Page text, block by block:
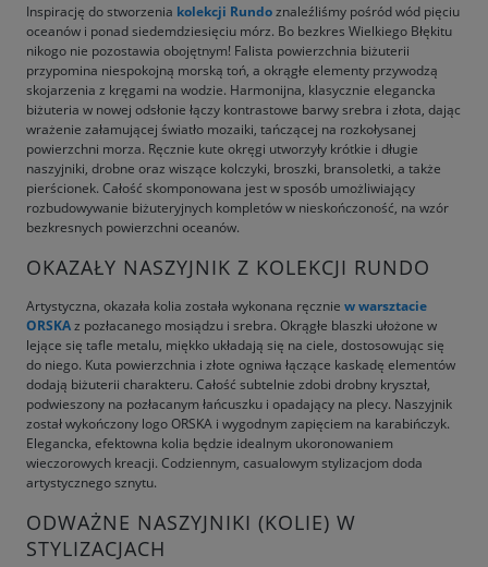
Inspirację do stworzenia kolekcji Rundoznaleźliśmy pośród wód pięciu
oceanów i ponad siedemdziesięciu mórz. Bo bezkres Wielkiego Błękitu
nikogo nie pozostawia obojętnym! Falista powierzchnia biżuterii
przypomina niespokojną morską toń, a okrągłe elementy przywodzą
skojarzenia z kręgami na wodzie. Harmonijna, klasycznie elegancka
biżuteria w nowej odsłonie łączy kontrastowe barwy srebra i złota, dając
wrażenie załamującej światło mozaiki, tańczącej na rozkołysanej
powierzchni morza. Ręcznie kute okręgi utworzyły krótkie i długie
naszyjniki, drobne oraz wiszące kolczyki, broszki, bransoletki, a także
pierścionek. Całość skomponowana jest w sposób umożliwiający
rozbudowywanie biżuteryjnych kompletów w nieskończoność, na wzór
bezkresnych powierzchni oceanów.
OKAZAŁY NASZYJNIK Z KOLEKCJI RUNDO
Artystyczna, okazała kolia została wykonana ręcznie w warsztacie
ORSKAz pozłacanego mosiądzu i srebra. Okrągłe blaszki ułożone w
lejące się tafle metalu, miękko układają się na ciele, dostosowując się
do niego. Kuta powierzchnia i złote ogniwa łączące kaskadę elementów
dodają biżuterii charakteru. Całość subtelnie zdobi drobny kryształ,
podwieszony na pozłacanym łańcuszku i opadający na plecy. Naszyjnik
został wykończony logo ORSKA i wygodnym zapięciem na karabińczyk.
Elegancka, efektowna kolia będzie idealnym ukoronowaniem
wieczorowych kreacji. Codziennym, casualowym stylizacjom doda
artystycznego sznytu.
ODWAŻNE NASZYJNIKI (KOLIE) W
STYLIZACJACH